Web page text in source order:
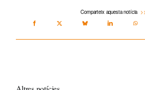
Comparteix aquesta notícia